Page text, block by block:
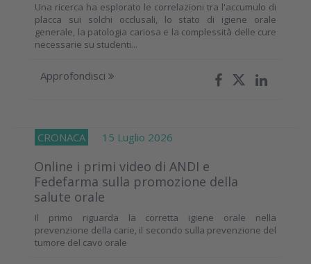
Una ricerca ha esplorato le correlazioni tra l'accumulo di
placca sui solchi occlusali, lo stato di igiene orale
generale, la patologia cariosa e la complessità delle cure
necessarie su studenti...
Approfondisci
CRONACA 15 Luglio 2026
Online i primi video di ANDI e
Fedefarma sulla promozione della
salute orale
Il primo riguarda la corretta igiene orale nella
prevenzione della carie, il secondo sulla prevenzione del
tumore del cavo orale